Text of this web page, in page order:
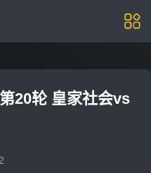
20轮 皇家社会vs